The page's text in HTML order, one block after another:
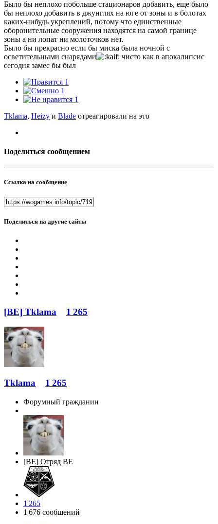
Было бы неплохо побольше стационаров добавить, еще было
бы неплохо добавить в джунглях на юге от зоны и в болотах
каких-нибудь укреплений, потому что единственные
оборонительные сооружения находятся на самой границе
зоны а ни лопат ни молоточков нет.
Было бы прекрасно если бы миска была ночной с
осветительными снарядами
чисто как в апокалипсис
сегодня замес бы был
1
1
1
Tklama, Heizy и Blade отреагировали на это
Поделиться сообщением
Ссылка на сообщение
Поделиться на другие сайты
[BE] Tklama 1 265
Tklama 1 265
Форумный гражданин
[BE] Отряд BE
1 265
1 676 сообщений